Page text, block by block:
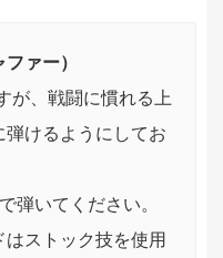
ァー）
が、戦闘に慣れる上
けるようにしてお
弾いてください。
ストック技を使用